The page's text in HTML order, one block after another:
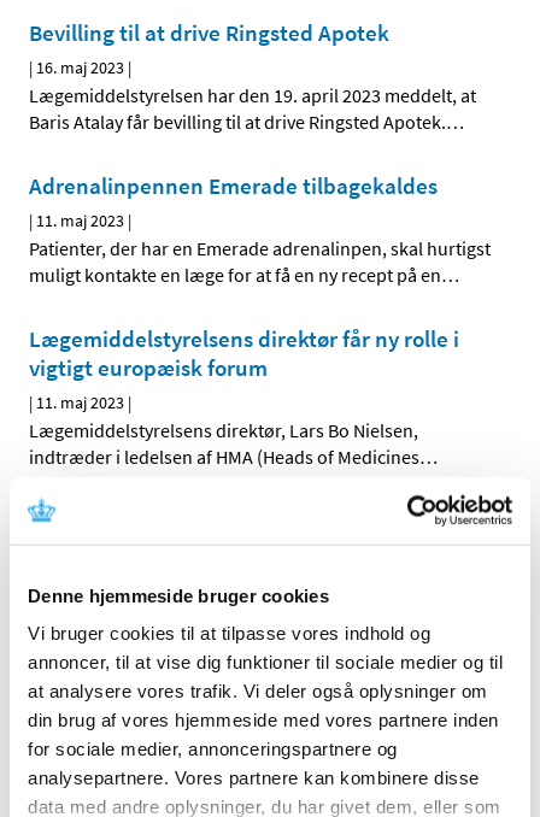
Denne hjemmeside bruger cookies
Vi bruger cookies til at tilpasse vores indhold og
annoncer, til at vise dig funktioner til sociale medier og til
at analysere vores trafik. Vi deler også oplysninger om
din brug af vores hjemmeside med vores partnere inden
for sociale medier, annonceringspartnere og
analysepartnere. Vores partnere kan kombinere disse
data med andre oplysninger, du har givet dem, eller som
Bevilling til at drive Ringsted Apotek
| 16. maj 2023 |
Lægemiddelstyrelsen har den 19. april 2023 meddelt, at
Baris Atalay får bevilling til at drive Ringsted Apotek.…
Adrenalinpennen Emerade tilbagekaldes
| 11. maj 2023 |
Patienter, der har en Emerade adrenalinpen, skal hurtigst
muligt kontakte en læge for at få en ny recept på en…
Lægemiddelstyrelsens direktør får ny rolle i
vigtigt europæisk forum
| 11. maj 2023 |
Lægemiddelstyrelsens direktør, Lars Bo Nielsen,
indtræder i ledelsen af HMA (Heads of Medicines…
Deltag i webinar del 2 om EU-forordningen for
medicinsk udstyr
|9. maj 2023
Få en bedre forståelse af regler og forpligtelser i EU-
forordningen for medicinsk udstyr og medicinsk udstyr
Covid-19-vacciners sikkerhed vurderes
fortløbende
3. maj 2023
Den Europæiske Bivirkningskomité (PRAC) offentliggør